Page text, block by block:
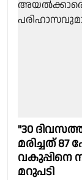
"30
മരിച്ചത് 87
വകുപ്പിനെ
മറുപടി